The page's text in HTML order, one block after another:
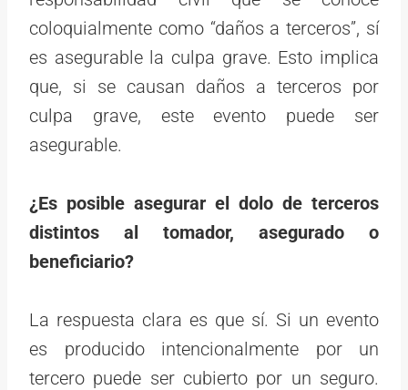
coloquialmente como “daños a terceros”, sí
es asegurable la culpa grave. Esto implica
que, si se causan daños a terceros por
culpa grave, este evento puede ser
asegurable.
¿Es posible asegurar el dolo de terceros
distintos al tomador, asegurado o
beneficiario?
La respuesta clara es que sí. Si un evento
es producido intencionalmente por un
tercero puede ser cubierto por un seguro.